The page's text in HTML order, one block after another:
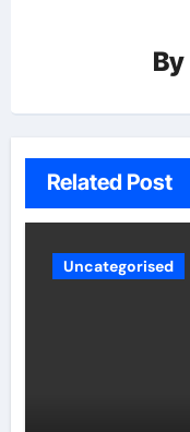
By
Related Post
Uncategorised